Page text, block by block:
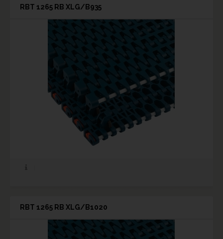
RBT 1265 RB XLG/B935
RBT 1265 RB XLG/B1020